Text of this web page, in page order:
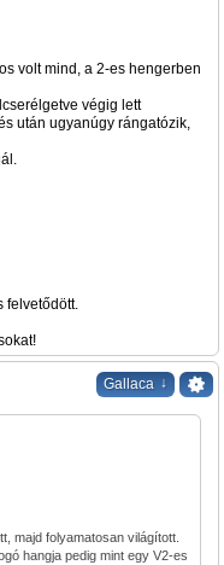
volt mind, a 2-es hengerben
végig lett
után ugyanúgy rángatózik,
felvetődött.
Gallaca ↓
majd folyamatosan világított.
hangja pedig mint egy V2-es